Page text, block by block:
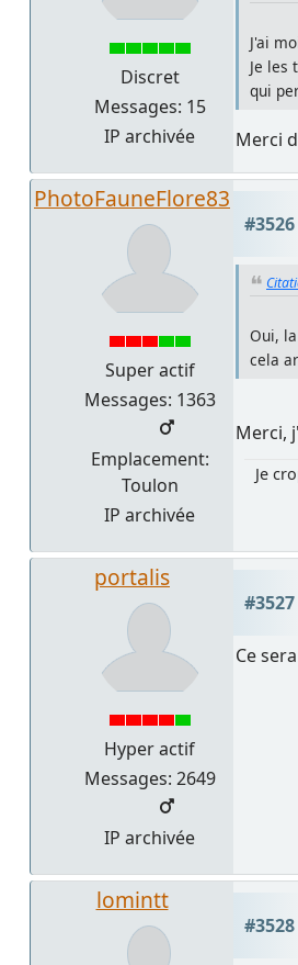
Discret
Messages: 15
IP archivée
J'ai
Je les
qui
Merci
PhotoFauneFlore83
Super actif
Messages: 1363
Emplacement:
Toulon
IP archivée
#3526
Oui,
cela
Merci,
Je
portalis
Hyper actif
Messages: 2649
IP archivée
#3527
Ce
lomintt
#3528